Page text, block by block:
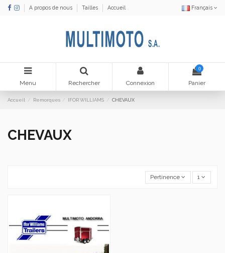
A propos de nous Tailles Accueil Français
Menu Rechercher Connexion
0
Panier
Accueil Remorques IFOR WILLIAMS CHEVAUX
CHEVAUX
Pertinence 1